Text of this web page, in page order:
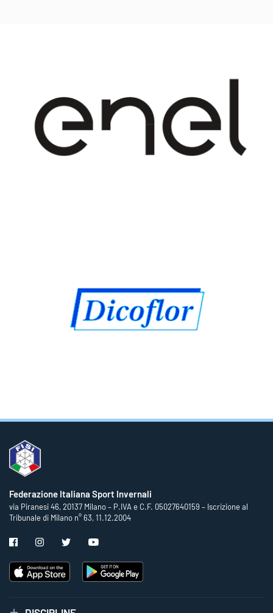
Federazione Italiana Sport Invernali
via Piranesi 46, 20137 Milano – P.IVA e C.F. 05027640159 – Iscrizione al
Tribunale di Milano n° 63, 11.12.2004